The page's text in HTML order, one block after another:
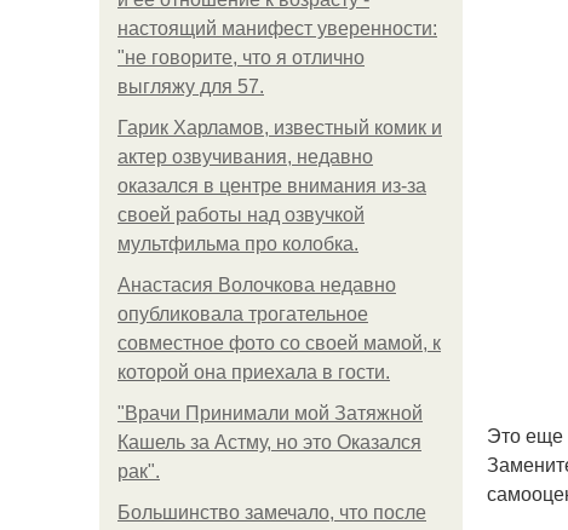
настоящий манифест уверенности:
"не говорите, что я отлично
выгляжу для 57.
Гарик Харламов, известный комик и
актер озвучивания, недавно
оказался в центре внимания из-за
своей работы над озвучкой
мультфильма про колобка.
Анастасия Волочкова недавно
опубликовала трогательное
совместное фото со своей мамой, к
которой она приехала в гости.
"Врачи Принимали мой Затяжной
Кашель за Астму, но это Оказался
рак".
Большинство замечало, что после
Это еще